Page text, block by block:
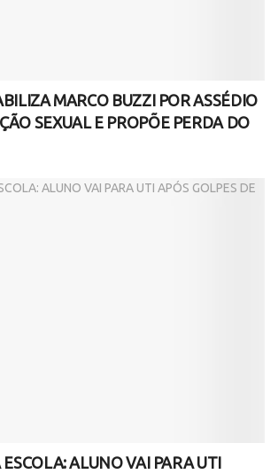
MARCO BUZZI POR ASSÉDIO
SEXUAL E PROPÕE PERDA DO
ALUNO VAI PARA UTI